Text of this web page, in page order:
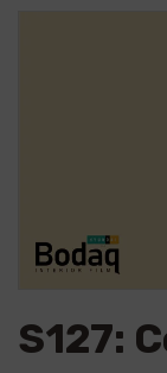
S127: